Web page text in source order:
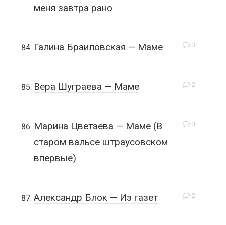
меня завтра рано
0
Галина Браиловская — Маме
2
Вера Шуграева — Маме
0
Марина Цветаева — Маме (В
старом вальсе штраусовском
впервые)
2
Александр Блок — Из газет